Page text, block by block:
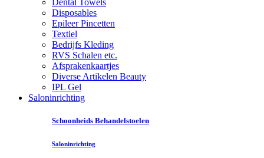
Disposables
Epileer Pincetten
Textiel
Bedrijfs Kleding
RVS Schalen etc.
Afsprakenkaartjes
Diverse Artikelen Beauty
IPL Gel
Saloninrichting
Schoonheids Behandelstoelen
Saloninrichting